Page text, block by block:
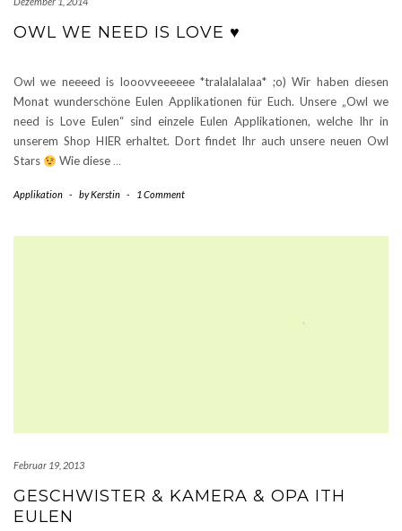
OWL WE NEED IS LOVE ♥
Owl we neeeed is looovveeeeee *tralalalalaa* ;o) Wir haben diesen
Monat wunderschöne Eulen Applikationen für Euch. Unsere „Owl we
need is Love Eulen“ sind einzele Eulen Applikationen, welche Ihr in
unserem Shop HIER erhaltet. Dort findet Ihr auch unsere neuen Owl
Stars
Wie diese…
Applikation - byKerstin - 1 Comment
Februar 19, 2013
GESCHWISTER & KAMERA & OPA ITH
EULEN